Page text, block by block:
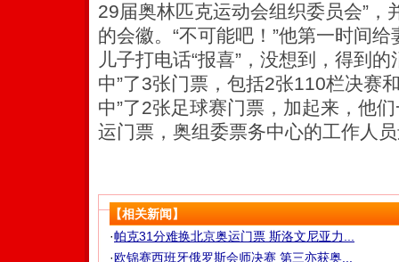
29届奥林匹克运动会组织委员会”，
的会徽。“不可能吧！”他第一时间
儿子打电话“报喜”，没想到，得到
中”了3张门票，包括2张110栏决赛
中”了2张足球赛门票，加起来，他
运门票，奥组委票务中心的工作人
【相关新闻】
·帕克31分难换北京奥运门票 斯洛文尼亚力...
·欧锦赛西班牙俄罗斯会师决赛 第三亦获奥...